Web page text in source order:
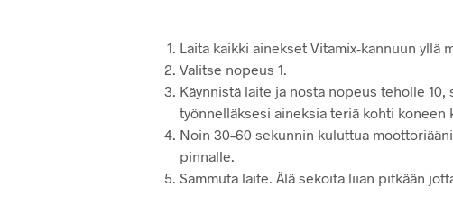
Laita kaikki ainekset Vitamix-kannuun yllä
Valitse nopeus 1.
Käynnistä laite ja nosta nopeus teholle
työnnelläksesi aineksia teriä kohti koneen
Noin 30–60 sekunnin kuluttua
pinnalle.
Sammuta laite. Älä sekoita liian pitkään